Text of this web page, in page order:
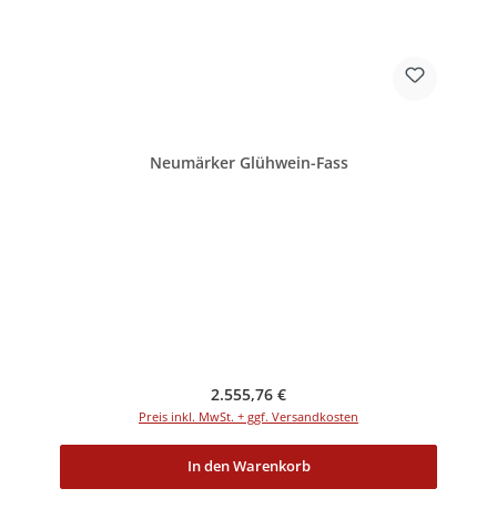
Neumärker Glühwein-Fass
Regulärer Preis:
2.555,76 €
Preis inkl. MwSt. + ggf. Versandkosten
In den Warenkorb